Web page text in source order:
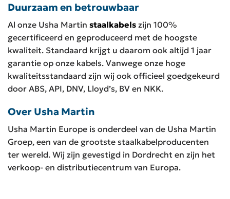
Duurzaam en betrouwbaar
Al onze Usha Martin staalkabels zijn 100%
gecertificeerd en geproduceerd met de hoogste
kwaliteit. Standaard krijgt u daarom ook altijd 1 jaar
garantie op onze kabels. Vanwege onze hoge
kwaliteitsstandaard zijn wij ook officieel goedgekeurd
door ABS, API, DNV, Lloyd’s, BV en NKK.
Over Usha Martin
Usha Martin Europe is onderdeel van de Usha Martin
Groep, een van de grootste staalkabelproducenten
ter wereld. Wij zijn gevestigd in Dordrecht en zijn het
verkoop- en distributiecentrum van Europa.